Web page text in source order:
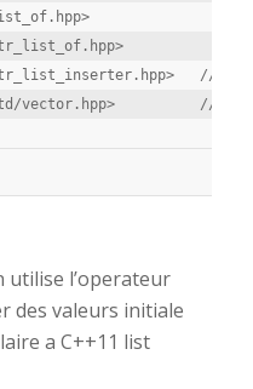
//
l’operateur
des valeurs initiale
a C++11 list